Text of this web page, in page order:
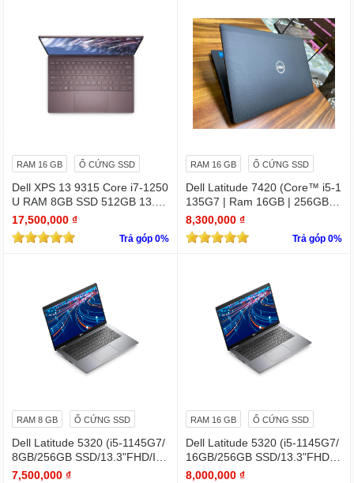
RAM 16 GB Ổ CỨNG SSD
Dell XPS 13 9315 Core i7-1250
U RAM 8GB SSD 512GB 13.4"
4K Touchscreen
17,500,000 ₫
Trả góp 0%
RAM 16 GB Ổ CỨNG SSD
Dell Latitude 7420 (Core™ i5-1
135G7 | Ram 16GB | 256GB S
SD | 14.0inch FHD)
8,300,000 ₫
Trả góp 0%
RAM 8 GB Ổ CỨNG SSD
Dell Latitude 5320 (i5-1145G7/
8GB/256GB SSD/13.3"FHD/Iris
Xe Graphics/Win11Pro)
7,500,000 ₫
RAM 16 GB Ổ CỨNG SSD
Dell Latitude 5320 (i5-1145G7/
16GB/256GB SSD/13.3"FHD/Iri
s Xe Graphics/Win11Pro)
8,000,000 ₫